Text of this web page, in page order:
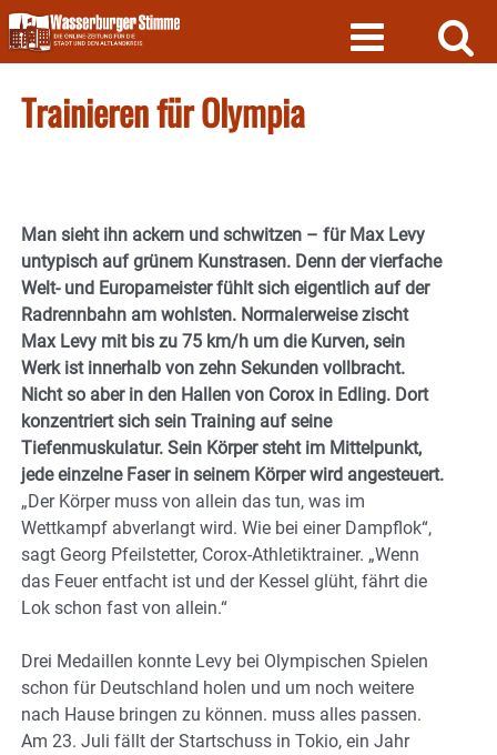
Skip
to
content
Trainieren für Olympia
Man sieht ihn ackern und schwitzen – für Max Levy
untypisch auf grünem Kunstrasen. Denn der vierfache
Welt- und Europameister fühlt sich eigentlich auf der
Radrennbahn am wohlsten. Normalerweise zischt
Max Levy mit bis zu 75 km/h um die Kurven, sein
Werk ist innerhalb von zehn Sekunden vollbracht.
Nicht so aber in den Hallen von Corox in Edling. Dort
konzentriert sich sein Training auf seine
Tiefenmuskulatur. Sein Körper steht im Mittelpunkt,
jede einzelne Faser in seinem Körper wird angesteuert.
„Der Körper muss von allein das tun, was im
Wettkampf abverlangt wird. Wie bei einer Dampflok“,
sagt Georg Pfeilstetter, Corox-Athletiktrainer. „Wenn
das Feuer entfacht ist und der Kessel glüht, fährt die
Lok schon fast von allein.“
Drei Medaillen konnte Levy bei Olympischen Spielen
schon für Deutschland holen und um noch weitere
nach Hause bringen zu können. muss alles passen.
Am 23. Juli fällt der Startschuss in Tokio, ein Jahr